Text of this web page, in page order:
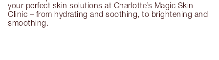
your perfect skin solutions at Charlotte’s Magic Skin
Clinic – from hydrating and soothing, to brightening and
smoothing.